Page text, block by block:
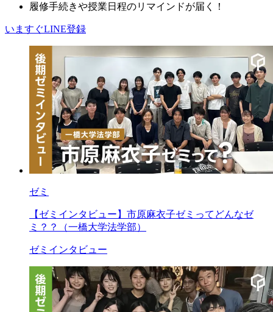
履修手続きや授業日程のリマインドが届く！
いますぐLINE登録
ゼミ
【ゼミインタビュー】市原麻衣子ゼミってどんなゼ
ミ？？（一橋大学法学部）
ゼミインタビュー